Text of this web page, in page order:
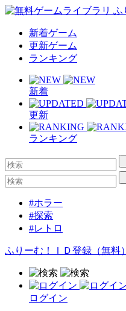
新着ゲーム
更新ゲーム
ランキング
新着
更新
ランキング
#ホラー
#探索
#レトロ
ふりーむ！ＩＤ登録（無料）
ログイン